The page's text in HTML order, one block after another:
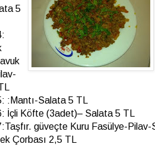
5
:Mantı-Salata 5 TL
İçli Köfte (3adet)– Salata 5 TL
güveçte Kuru Fasülye-
Çorbası 2,5 TL